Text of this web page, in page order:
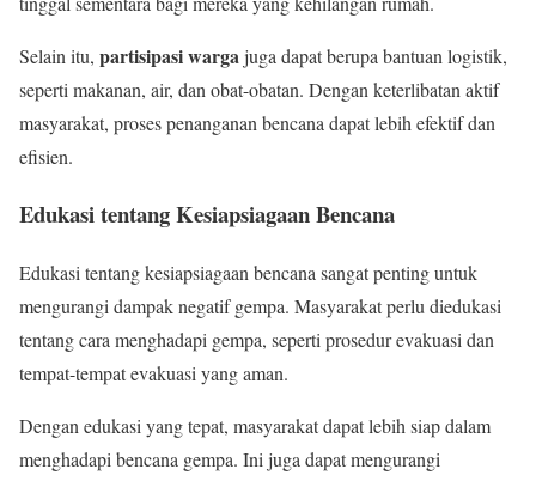
Selain itu, partisipasi warga juga dapat berupa bantuan logistik,
seperti makanan, air, dan obat-obatan. Dengan keterlibatan aktif
masyarakat, proses penanganan bencana dapat lebih efektif dan
efisien.
Edukasi tentang Kesiapsiagaan Bencana
Edukasi tentang kesiapsiagaan bencana sangat penting untuk
mengurangi dampak negatif gempa. Masyarakat perlu diedukasi
tentang cara menghadapi gempa, seperti prosedur evakuasi dan
tempat-tempat evakuasi yang aman.
Dengan edukasi yang tepat, masyarakat dapat lebih siap dalam
menghadapi bencana gempa. Ini juga dapat mengurangi